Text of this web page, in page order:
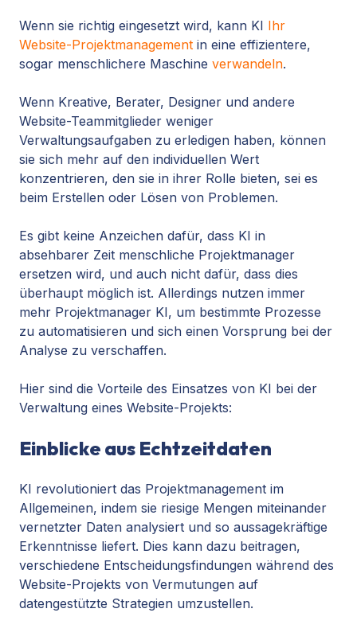
Wenn sie richtig eingesetzt wird, kann KI Ihr
Website-Projektmanagement in eine effizientere,
sogar menschlichere Maschine verwandeln.
Wenn Kreative, Berater, Designer und andere
Website-Teammitglieder weniger
Verwaltungsaufgaben zu erledigen haben, können
sie sich mehr auf den individuellen Wert
konzentrieren, den sie in ihrer Rolle bieten, sei es
beim Erstellen oder Lösen von Problemen.
Es gibt keine Anzeichen dafür, dass KI in
absehbarer Zeit menschliche Projektmanager
ersetzen wird, und auch nicht dafür, dass dies
überhaupt möglich ist. Allerdings nutzen immer
mehr Projektmanager KI, um bestimmte Prozesse
zu automatisieren und sich einen Vorsprung bei der
Analyse zu verschaffen.
Hier sind die Vorteile des Einsatzes von KI bei der
Verwaltung eines Website-Projekts:
Einblicke aus Echtzeitdaten
KI revolutioniert das Projektmanagement im
Allgemeinen, indem sie riesige Mengen miteinander
vernetzter Daten analysiert und so aussagekräftige
Erkenntnisse liefert. Dies kann dazu beitragen,
verschiedene Entscheidungsfindungen während des
Website-Projekts von Vermutungen auf
datengestützte Strategien umzustellen.